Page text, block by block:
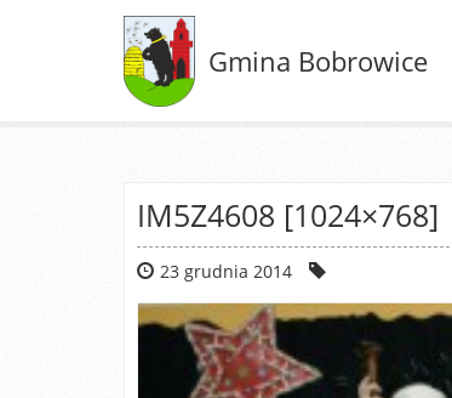
Gmina Bobrowice
IM5Z4608 [1024×768]
23 grudnia 2014